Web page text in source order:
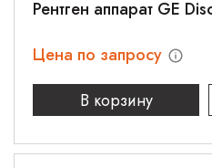
Рентген аппарат GE
Цена по запросу
В корзину